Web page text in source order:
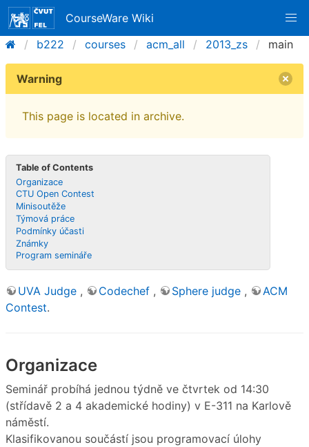
CourseWare Wiki
b222
courses acm_all 2013_zs main
Warning
This page is located in archive.
Table of Contents
Organizace
CTU Open Contest
Minisoutěže
Týmová práce
Podmínky účasti
Známky
Program semináře
UVA Judge , Codechef , Sphere judge ,
ACM
Contest.
Organizace
Seminář probíhá jednou týdně ve čtvrtek od 14:30
(střídavě 2 a 4 akademické hodiny) v E-311 na Karlově
náměstí.
Klasifikovanou součástí jsou programovací úlohy